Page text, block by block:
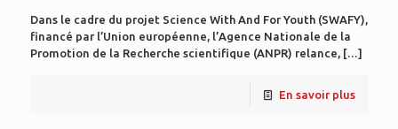
Dans le cadre du projet Science With And For Youth (SWAFY),
financé par l’Union européenne, l’Agence Nationale de la
Promotion de la Recherche scientifique (ANPR) relance,[…]
En savoir plus